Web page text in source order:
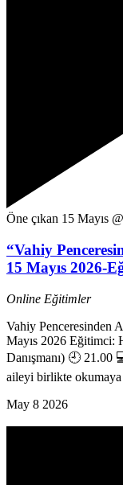
Öne çıkan 15 Mayıs
“Vahiy
15 Mayıs 2026-
Online Eğitimler
Vahiy Penceresinden
Mayıs 2026 Eğitimci:
Danışmanı) 🕘 21.00
aileyi birlikte
May 8 2026